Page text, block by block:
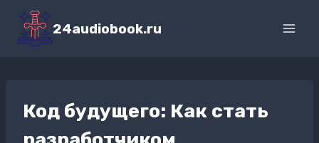
Перейти
содержимому
24audiobook.ru
Код будущего: Как стать